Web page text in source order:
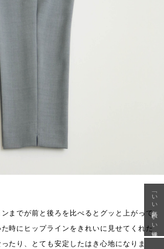
までが前と後ろを比べるとグッと上がって
時にヒップラインをきれいに見せてくれた
たり、とても安定したはき心地になりま
「いい年齢 いい洋服」